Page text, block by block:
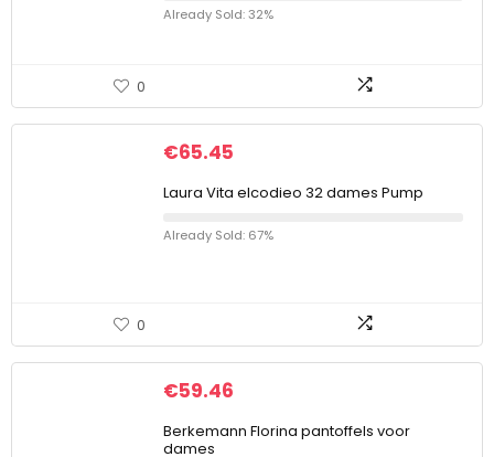
Already Sold: 32%
0
€65.45
Laura Vita elcodieo 32 dames Pump
Already Sold: 67%
0
€59.46
Berkemann Florina pantoffels voor
dames